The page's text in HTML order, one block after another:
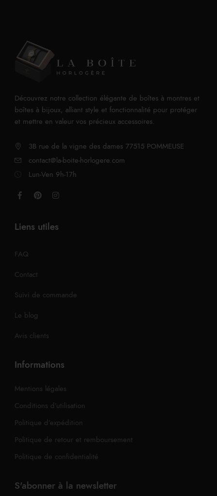
Découvrez notre collection élégante de boîtes à montres et
boîtes à bijoux, alliant style et fonctionnalité pour protéger
et mettre en valeur vos précieux accessoires.
3B rue de la vigne des dames 77515 POMMEUSE
contact@la-boite-horlogere.com
Lun-Ven 9h-17h
Liens utiles
FAQ
Contact
Suivi de commande
Le blog
Avis clients
Informations
Mentions légales
Conditions d’utilisation
Politique d’expédition
Politique de retour et remboursement
Politique de confidentialité
S'abonner à la newsletter